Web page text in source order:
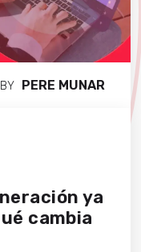
BY PERE MUNAR
ya
cambia